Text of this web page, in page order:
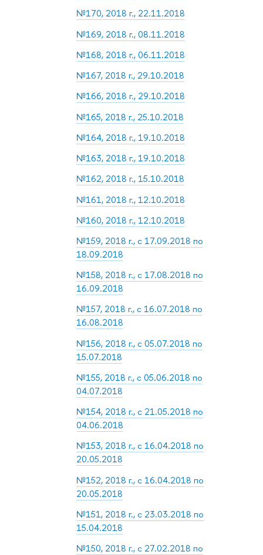
№170, 2018 г., 22.11.2018
№169, 2018 г., 08.11.2018
№168, 2018 г., 06.11.2018
№167, 2018 г., 29.10.2018
№166, 2018 г., 29.10.2018
№165, 2018 г., 25.10.2018
№164, 2018 г., 19.10.2018
№163, 2018 г., 19.10.2018
№162, 2018 г., 15.10.2018
№161, 2018 г., 12.10.2018
№160, 2018 г., 12.10.2018
№159, 2018 г., с 17.09.2018 по
18.09.2018
№158, 2018 г., с 17.08.2018 по
16.09.2018
№157, 2018 г., с 16.07.2018 по
16.08.2018
№156, 2018 г., с 05.07.2018 по
15.07.2018
№155, 2018 г., с 05.06.2018 по
04.07.2018
№154, 2018 г., с 21.05.2018 по
04.06.2018
№153, 2018 г., с 16.04.2018 по
20.05.2018
№152, 2018 г., с 16.04.2018 по
20.05.2018
№151, 2018 г., с 23.03.2018 по
15.04.2018
№150, 2018 г., с 27.02.2018 по